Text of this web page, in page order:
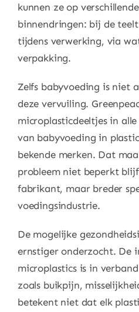
kunnen ze op
binnendringen: bij de
tijdens verwerking, via
verpakking.
Zelfs babyvoeding is niet
deze vervuiling.
microplasticdeeltjes in
van babyvoeding in
bekende merken. Dat
probleem niet beperkt
fabrikant, maar breder
voedingsindustrie.
De mogelijke
ernstiger onderzocht. De
microplastics is in
zoals buikpijn,
betekent niet dat elk